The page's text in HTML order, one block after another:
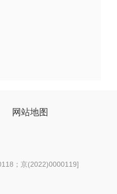
网站地图
；京(2022)0000119]